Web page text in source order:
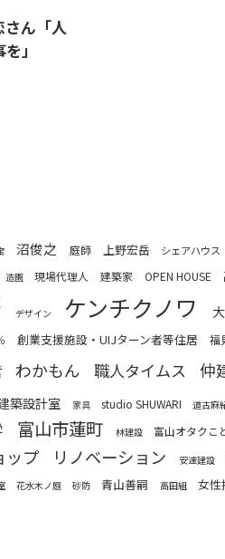
ん「人
」
沼俊之 庭師 上野宏岳 シェアハウス
造園 現場代理人 建築家 OPEN HOUSE
デザイン ケンチクノワ
創業支援施設・UIJターン者等住居 福
わかもん 職人タイムス 仲
築設計室 家具 studio SHUWARI 道古麻
富山市蓮町 林建設 富山オタクこ
ップ リノベーション 安達建設
花水木ノ庭 砂防 青山善嗣 高田組 女性